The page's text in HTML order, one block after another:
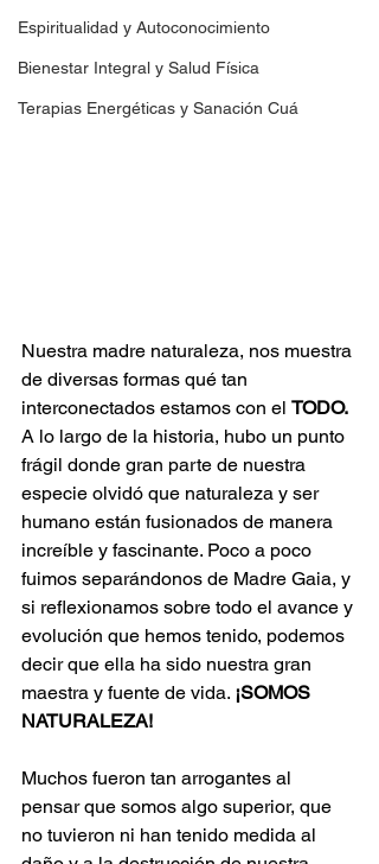
Espiritualidad y Autoconocimiento
Bienestar Integral y Salud Física
Terapias Energéticas y Sanación Cuá
Nuestra madre naturaleza, nos muestra
de diversas formas qué tan
interconectados estamos con el TODO.
A lo largo de la historia, hubo un punto
frágil donde gran parte de nuestra
especie olvidó que naturaleza y ser
humano están fusionados de manera
increíble y fascinante. Poco a poco
fuimos separándonos de Madre Gaia, y
si reflexionamos sobre todo el avance y
evolución que hemos tenido, podemos
decir que ella ha sido nuestra gran
maestra y fuente de vida. ¡SOMOS
NATURALEZA!
Muchos fueron tan arrogantes al
pensar que somos algo superior, que
no tuvieron ni han tenido medida al